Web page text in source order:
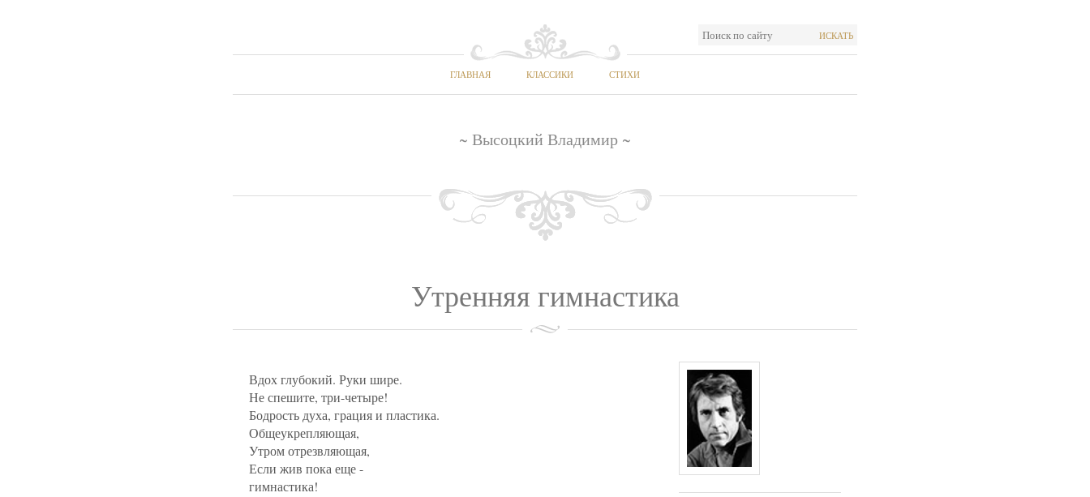
ИСКАТЬ
ГЛАВНАЯ КЛАССИКИ СТИХИ
~ Высоцкий Владимир ~
Утренняя гимнастика
Вдох глубокий. Руки шире.
Не спешите, три-четыре!
Бодрость духа, грация и пластика.
Общеукрепляющая,
Утром отрезвляющая,
Если жив пока еще -
гимнастика!